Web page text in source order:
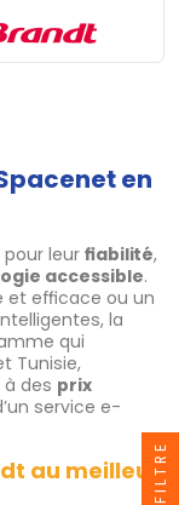
en
leur fiabilité,
accessible.
et efficace ou un
la
qui
Tunisie,
à des prix
service e-
au meilleurFILTRE